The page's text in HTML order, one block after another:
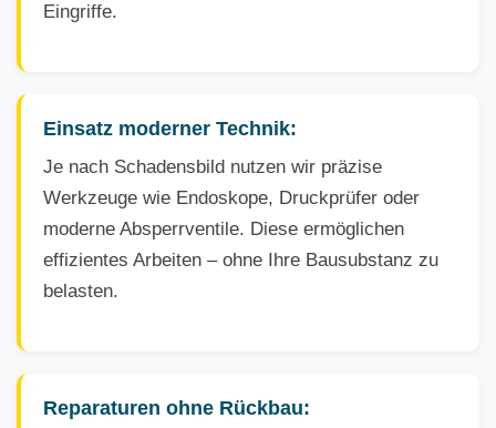
Eingriffe.
Einsatz moderner Technik:
Je nach Schadensbild nutzen wir präzise
Werkzeuge wie Endoskope, Druckprüfer oder
moderne Absperrventile. Diese ermöglichen
effizientes Arbeiten – ohne Ihre Bausubstanz zu
belasten.
Reparaturen ohne Rückbau: